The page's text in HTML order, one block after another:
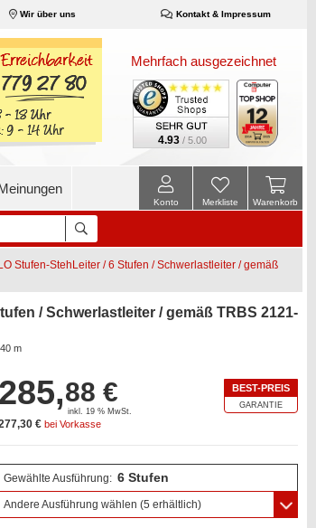
Wir über uns Kontakt & Impressum
Mehrfach ausgezeichnet
4.93 / 5.00
Warenkorb
Merkliste
Konto
Stufen-StehLeiter / 6 Stufen / Schwerlastleiter / gemäß
/ Schwerlastleiter / gemäß TRBS 2121-
m
BEST-PREIS
GARANTIE
285,88 €
inkl. 19 % MwSt.
€ bei Vorkasse
Gewählte Ausführung: 6 Stufen
Andere Ausführung wählen (5 erhältlich)